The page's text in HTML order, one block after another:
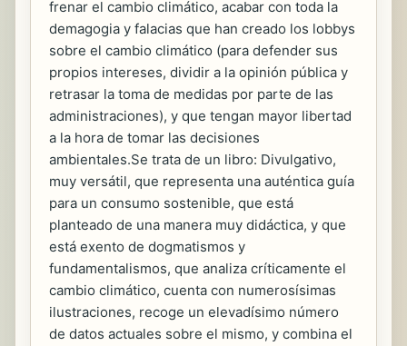
frenar el cambio climático, acabar con toda la
demagogia y falacias que han creado los lobbys
sobre el cambio climático (para defender sus
propios intereses, dividir a la opinión pública y
retrasar la toma de medidas por parte de las
administraciones), y que tengan mayor libertad
a la hora de tomar las decisiones
ambientales.Se trata de un libro: Divulgativo,
muy versátil, que representa una auténtica guía
para un consumo sostenible, que está
planteado de una manera muy didáctica, y que
está exento de dogmatismos y
fundamentalismos, que analiza críticamente el
cambio climático, cuenta con numerosísimas
ilustraciones, recoge un elevadísimo número
de datos actuales sobre el mismo, y combina el